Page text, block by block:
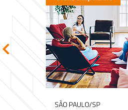
SÃO PAULO/SP